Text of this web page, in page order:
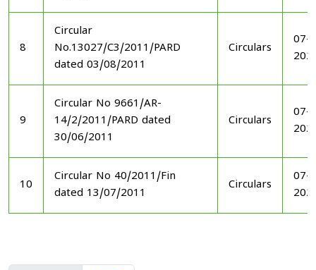
8
Circular
No.13027/C3/2011/PARD
dated 03/08/2011
Circulars
07-
9
Circular No 9661/AR-
14/2/2011/PARD dated
30/06/2011
Circulars
07-
10
Circular No 40/2011/Fin
dated 13/07/2011
Circulars
07-